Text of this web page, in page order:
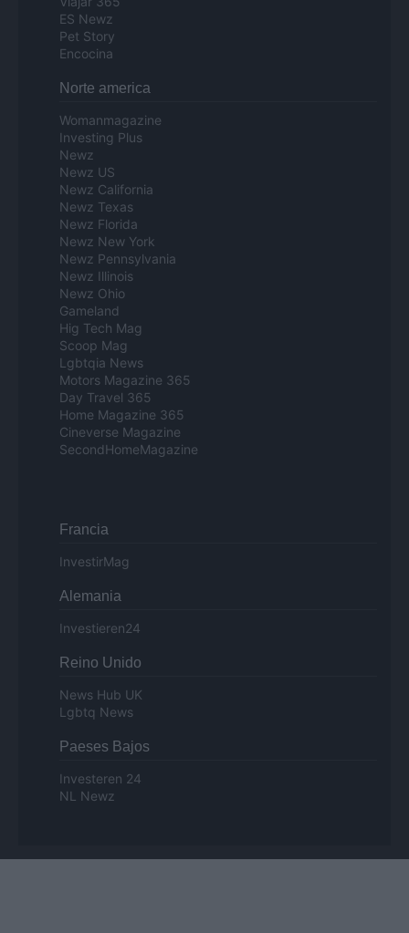
ES Newz
Pet Story
Encocina
Norte america
Womanmagazine
Investing Plus
Newz
Newz US
Newz California
Newz Texas
Newz Florida
Newz New York
Newz Pennsylvania
Newz Illinois
Newz Ohio
Gameland
Hig Tech Mag
Scoop Mag
Lgbtqia News
Motors Magazine 365
Day Travel 365
Home Magazine 365
Cineverse Magazine
SecondHomeMagazine
Francia
InvestirMag
Alemania
Investieren24
Reino Unido
News Hub UK
Lgbtq News
Paeses Bajos
Investeren 24
NL Newz